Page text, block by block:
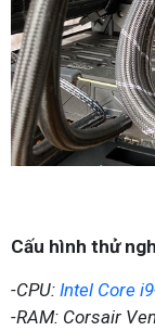
Cấu hình thử
-CPU: Intel Core
-RAM: Corsair